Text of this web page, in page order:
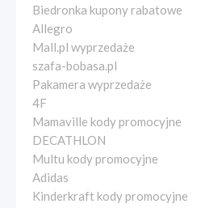
Biedronka kupony rabatowe
Allegro
Mall.pl wyprzedaże
szafa-bobasa.pl
Pakamera wyprzedaże
4F
Mamaville kody promocyjne
DECATHLON
Multu kody promocyjne
Adidas
Kinderkraft kody promocyjne